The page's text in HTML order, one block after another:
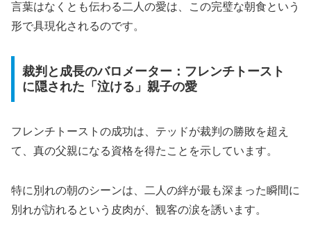
言葉はなくとも伝わる二人の愛は、この完璧な朝食という
形で具現化されるのです。
裁判と成長のバロメーター：フレンチトースト
に隠された「泣ける」親子の愛
フレンチトーストの成功は、テッドが裁判の勝敗を超え
て、真の父親になる資格を得たことを示しています。
特に別れの朝のシーンは、二人の絆が最も深まった瞬間に
別れが訪れるという皮肉が、観客の涙を誘います。